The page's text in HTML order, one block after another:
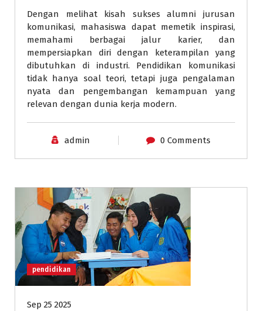
Dengan melihat kisah sukses alumni jurusan
komunikasi, mahasiswa dapat memetik inspirasi,
memahami berbagai jalur karier, dan
mempersiapkan diri dengan keterampilan yang
dibutuhkan di industri. Pendidikan komunikasi
tidak hanya soal teori, tetapi juga pengalaman
nyata dan pengembangan kemampuan yang
relevan dengan dunia kerja modern.
admin 0 Comments
pendidikan
Sep 25 2025